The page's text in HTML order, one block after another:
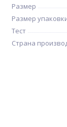
Размер
Размер
Тест
Страна